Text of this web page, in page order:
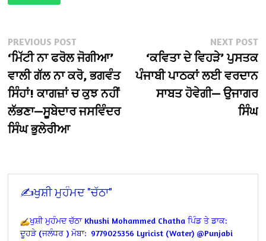
Post
navigation
PREVIOUS POSTPrevious
post:
‘ਮਿੱਟੀ ਨਾ ਫਰੋਲ ਜੋਗੀਆ’
ਵਾਲੀ ਗੱਲ ਨਾ ਕਰੋ, ਭਗਵੰਤ
ਸਿੰਹਾਂ! ਕਾਗਜ਼ਾਂ ਚ ਕੁਝ ਨਹੀਂ
ਲੱਭਣਾ—ਸੂਬੇਦਾਰ ਜਸਵਿੰਦਰ
ਸਿੰਘ ਭੁਲੇਰੀਆ
NEXT POST
‘ਕਵਿਤਾ ਦੇ ਵਿਹੜੇ’ ਪੁਸਤਕ
ਪੰਜਾਬੀ ਪਾਠਕਾਂ ਲਈ ਵਰਦਾਨ
ਸਾਬਤ ਹੋਵੇਗੀ— ਉਜਾਗਰ
ਸਿੰਘ
✍️ਖੁਸ਼ੀ ਮੁਹੰਮਦ "ਚੱਠਾ"
ਖੁਸ਼ੀ ਮੁਹੰਮਦ ਚੱਠਾ Khushi Mohammed Chatha ਪਿੰਡ ਤੇ ਡਾਕ:
ਦੂਹੜੇ (ਜਲੰਧਰ ) ਮੋਬਾ: 9779025356 Lyricist (Water) @Punjabi